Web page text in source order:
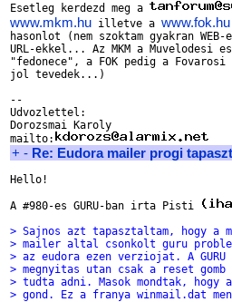
Esetleg kerdezd meg a
www.mkm.hu illetve a www.fok.hu
hasonlot (nem szoktam gyakran
URL-ekkel... Az MKM a Muvelodesi
"fedonece", a FOK pedig a
jol tevedek...)
--
Udvozlettel:
Dorozsmai Karoly
mailto:
+ - Re: Eudora mailer progi
Hello!
A #980-es GURU-ban irta Pisti
> Sajnos azt tapasztaltam, hogy a
> mailer altal csonkolt guru
> az eudora ezen verziojat. A
> megnyitas utan csak a reset
> tudta adni. Masok mondtak,
> gond. Ez a franya winmail.dat